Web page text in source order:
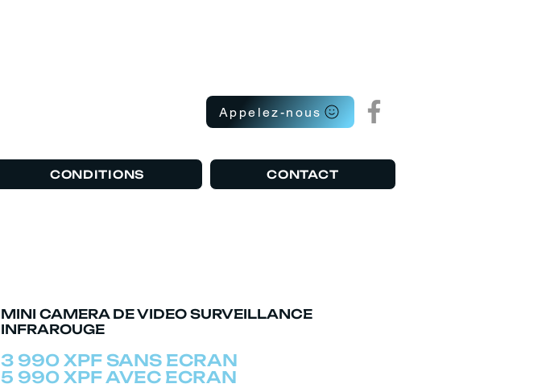
Appelez-nous
CONDITIONS CONTACT
MINI CAMERA DE VIDEO SURVEILLANCE
INFRAROUGE
3 990 XPF SANS ECRAN
5 990 XPF AVEC ECRAN